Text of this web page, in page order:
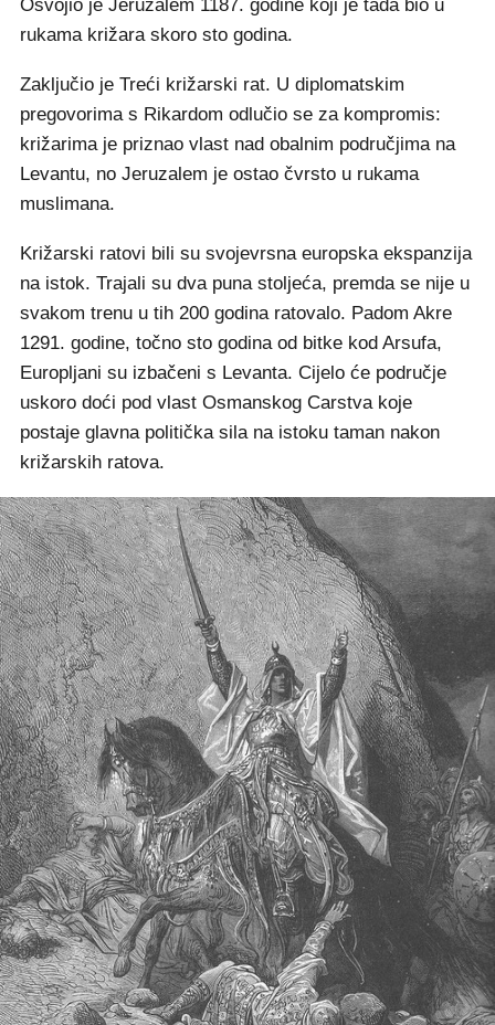
Osvojio je Jeruzalem 1187. godine koji je tada bio u
rukama križara skoro sto godina.
Zaključio je Treći križarski rat. U diplomatskim
pregovorima s Rikardom odlučio se za kompromis:
križarima je priznao vlast nad obalnim područjima na
Levantu, no Jeruzalem je ostao čvrsto u rukama
muslimana.
Križarski ratovi bili su svojevrsna europska ekspanzija
na istok. Trajali su dva puna stoljeća, premda se nije u
svakom trenu u tih 200 godina ratovalo. Padom Akre
1291. godine, točno sto godina od bitke kod Arsufa,
Europljani su izbačeni s Levanta. Cijelo će područje
uskoro doći pod vlast Osmanskog Carstva koje
postaje glavna politička sila na istoku taman nakon
križarskih ratova.